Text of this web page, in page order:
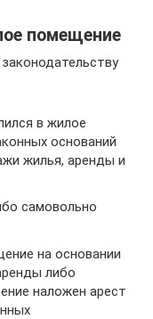
помещение
в жилое
оснований
жилья, аренды и
самовольно
на основании
либо
наложен арест